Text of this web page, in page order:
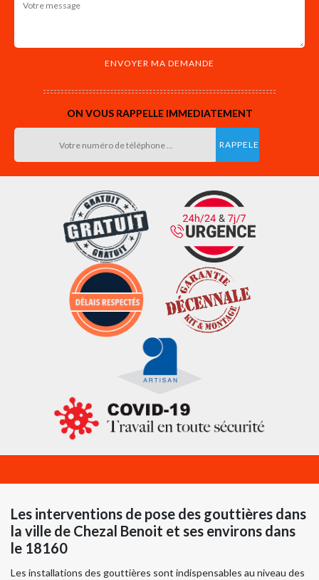
ON VOUS RAPPELLE IMMEDIATEMENT
Les interventions de pose des gouttières dans
la ville de Chezal Benoit et ses environs dans
le 18160
Les installations des gouttières sont indispensables au niveau des